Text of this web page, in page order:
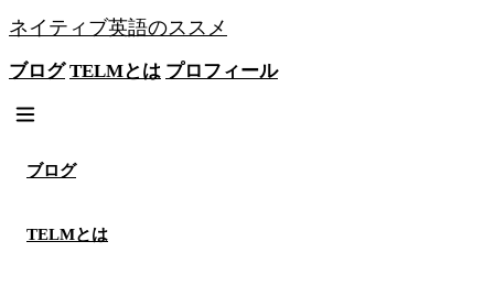
ネイティブ英語のススメ
ブログ TELMとは プロフィール
ブログ
TELMとは